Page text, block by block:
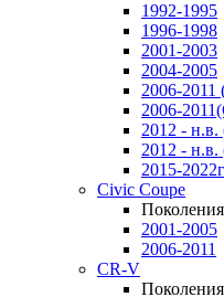
1992-1995
1996-1998
2001-2003
2004-2005
2006-2011
2006-
2012 -
2012 - н.в.
2015-2022г
Civic Coupe
2001-2005
2006-2011
CR-V